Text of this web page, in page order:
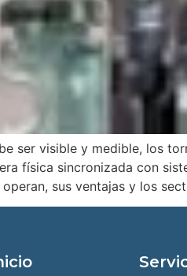
ser visible y medible, los
física sincronizada con
sus ventajas y los